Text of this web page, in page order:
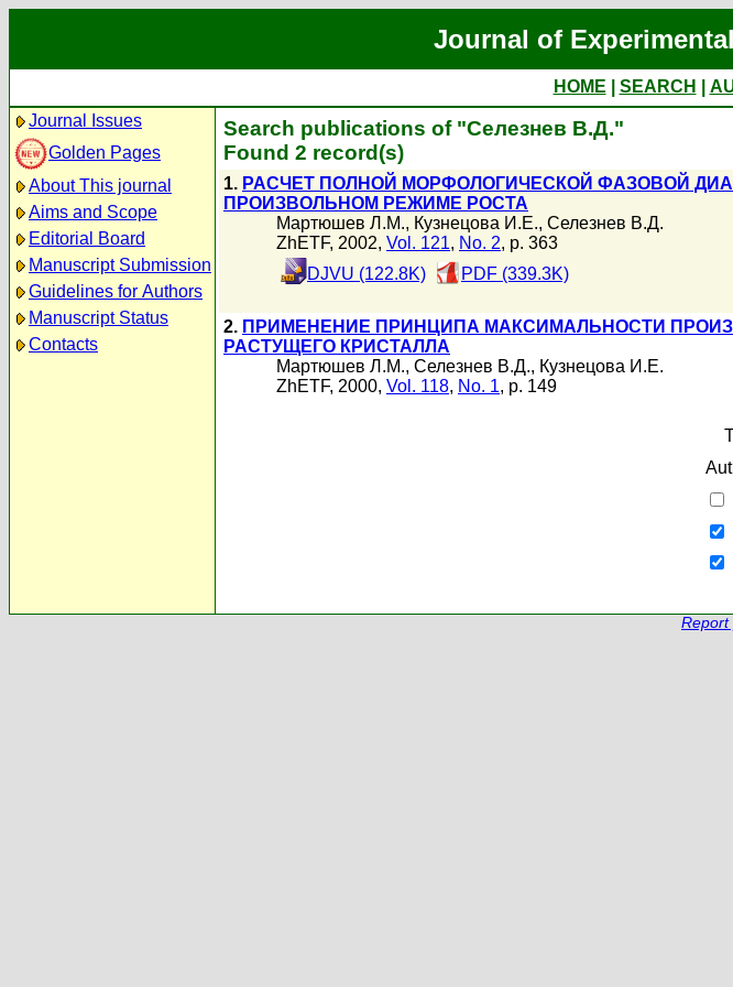
Journal of
HOME SEARCH
Journal Issues
Golden Pages
About This journal
Aims and Scope
Editorial Board
Manuscript Submission
Guidelines for Authors
Manuscript Status
Contacts
Search publications of "Селезнев В.Д."
Found 2 record(s)
1. РАСЧЕТ ПОЛНОЙ МОРФОЛОГИЧЕСКОЙ ФАЗОВОЙ
ПРОИЗВОЛЬНОМ РЕЖИМЕ РОСТА
Мартюшев Л.М., Кузнецова И.Е., Селезнев В.Д.
ZhETF, 2002, Vol. 121, No. 2, p. 363
DJVU (122.8K)
PDF (339.3K)
2. ПРИМЕНЕНИЕ ПРИНЦИПА МАКСИМАЛЬНОСТИ
РАСТУЩЕГО КРИСТАЛЛА
Мартюшев Л.М., Селезнев В.Д., Кузнецова И.Е.
ZhETF, 2000, Vol. 118, No. 1, p. 149
Report